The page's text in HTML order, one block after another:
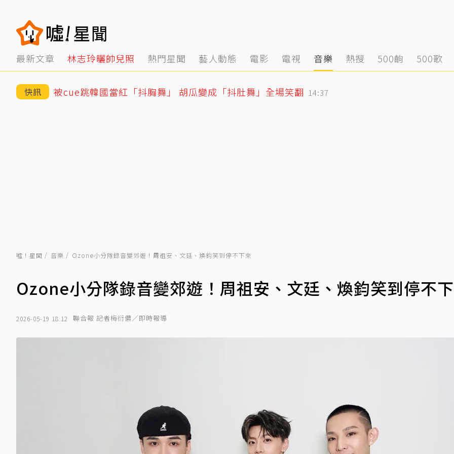
最新文章 林志玲曬帥兒照 熱門星聞 藝人動態 電影 電視 音樂 熱搜 500齣 500歌
快訊 被cue跳韓國當紅「抖胸舞」 胡瓜變成「抖肚舞」全場笑翻 14:37
噓！星聞 音樂 Ozone小分隊錄音變郊遊！周祖安、文廷、煥鈞笑到停不下來
Ozone小分隊錄音變郊遊！周祖安、文廷、煥鈞笑到停不
2026-05-19 18:12 聯合報 記者梅衍儂／即時報導